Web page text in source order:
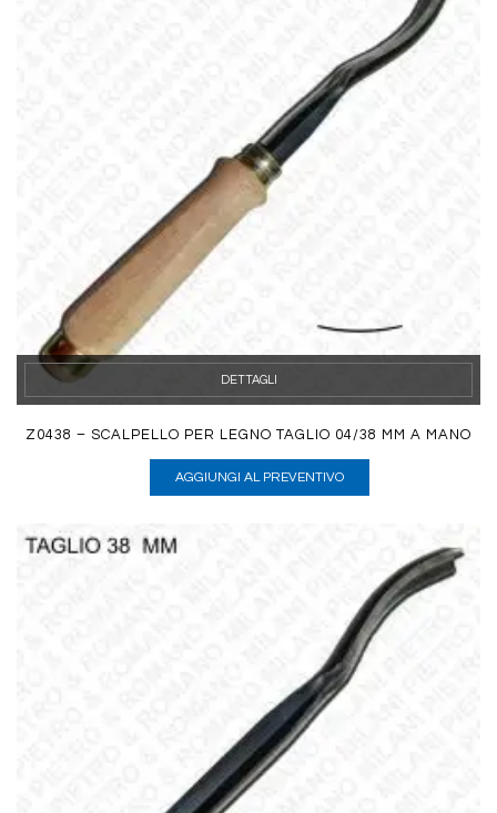
DETTAGLI
Z0438 – SCALPELLO PER LEGNO TAGLIO 04/38 MM A MANO
AGGIUNGI AL PREVENTIVO